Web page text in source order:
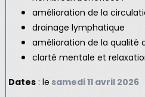
amélioration de la
drainage lymphatique
amélioration de la qualité
clarté mentale et
Dates : le samedi 11 avril 2026